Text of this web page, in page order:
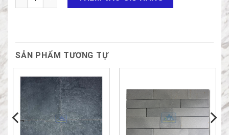
SẢN PHẨM TƯƠNG TỰ